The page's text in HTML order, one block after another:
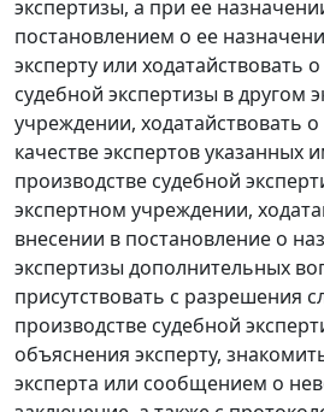
экспертизы, а при ее
постановлением о ее
эксперту или ходатайствовать
судебной экспертизы в другом
учреждении, ходатайствовать
качестве экспертов указанных
производстве судебной
экспертном учреждении,
внесении в постановление о
экспертизы дополнительных
присутствовать с разрешения
производстве судебной
объяснения эксперту,
эксперта или сообщением о